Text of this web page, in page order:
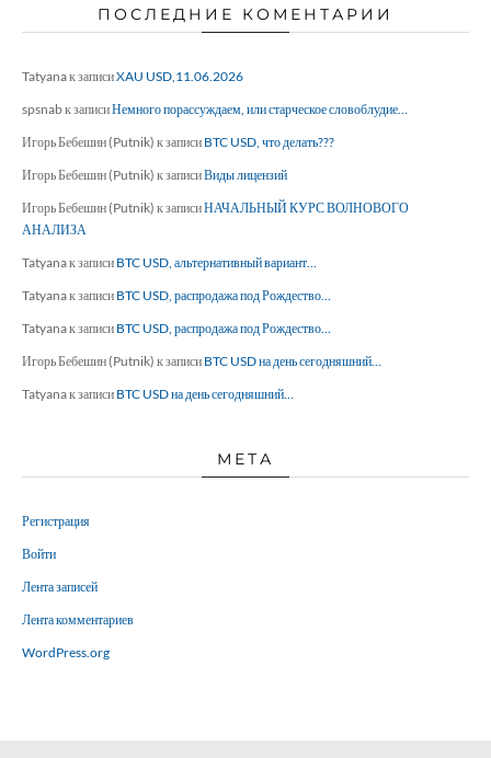
ПОСЛЕДНИЕ КОМЕНТАРИИ
Tatyanaк записиXAU USD,11.06.2026
spsnabк записиНемного порассуждаем, или старческое словоблудие…
Игорь Бебешин (Putnik) к записи BTC USD, что делать???
Игорь Бебешин (Putnik) к записиВиды лицензий
Игорь Бебешин (Putnik) к записиНАЧАЛЬНЫЙ КУРС ВОЛНОВОГО
АНАЛИЗА
Tatyanaк записи BTC USD, альтернативный вариант…
Tatyanaк записи BTC USD, распродажа под Рождество…
Tatyanaк записи BTC USD, распродажа под Рождество…
Игорь Бебешин (Putnik) к записи BTC USD на день сегодняшний…
Tatyanaк записи BTC USD на день сегодняшний…
МЕТА
Регистрация
Войти
Лента записей
Лента комментариев
WordPress.org